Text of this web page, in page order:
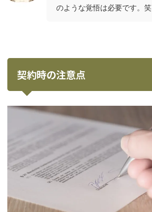
のような覚悟は必要です。笑
契約時の注意点